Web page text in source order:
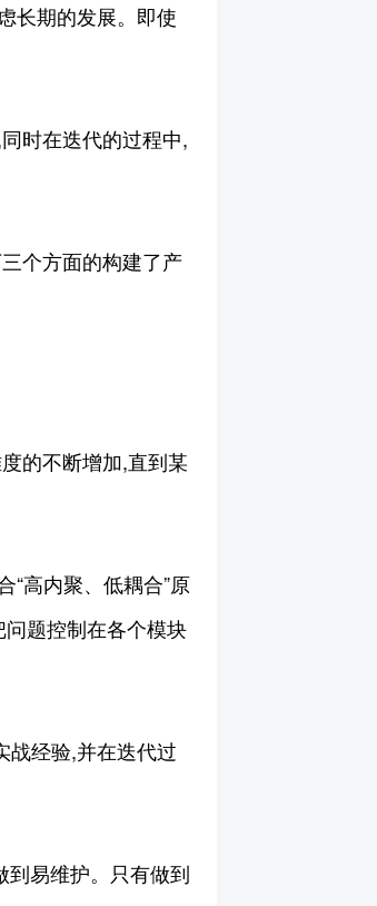
长期的发展。即使
时在迭代的过程中,
个方面的构建了产
的不断增加,直到某
“高内聚、低耦合”原
题控制在各个模块
战经验,并在迭代过
到易维护。只有做到